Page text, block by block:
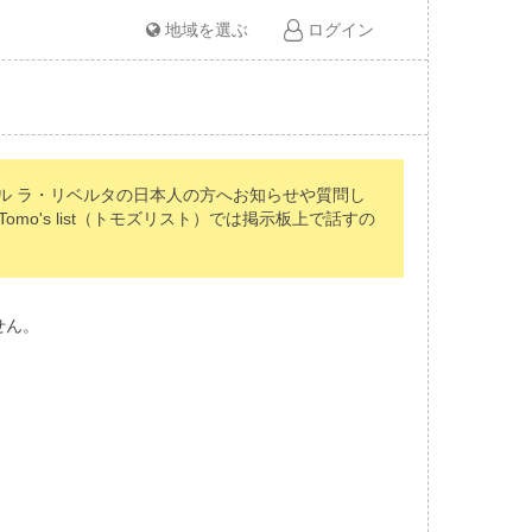
地域を選ぶ ログイン
ラ・リベルタの日本人の方へお知らせや質問し
list（トモズリスト）では掲示板上で話すの
。